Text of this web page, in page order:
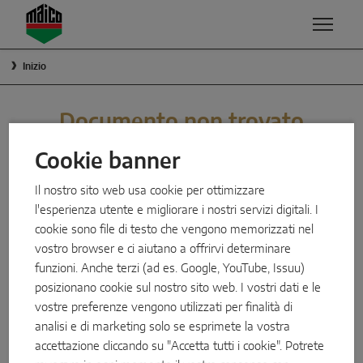
Zum Inhalt
Zum Inhaltsverzeichnis
Zur Hautpnavigation
COMPETENZE
SOSTENIBILITÀ
SICUREZZA
SUPERFICIE
SMART HOME
PRODOTTI E SERVIZI
SOLUZIONI PER FINESTRE
Anta-ribalta
Apertura verso l'esterno
Componenti di sistema
SOLUZIONI PER SCORREVOLI
Alzante scorrevole
Scorrevole a ribalta
Inizio
Documento non trovato
Puoi trovare tutti i nostri documenti attuali nella nostra area
"download".
Download
Società MACO
MAICO srl a socio unico, Via dei Legnai 15, 39015 S. Leonardo
(BZ), Italia
Cookie banner
Il nostro sito web usa cookie per ottimizzare
l'esperienza utente e migliorare i nostri servizi digitali. I
cookie sono file di testo che vengono memorizzati nel
vostro browser e ci aiutano a offrirvi determinare
funzioni. Anche terzi (ad es. Google, YouTube, Issuu)
posizionano cookie sul nostro sito web. I vostri dati e le
vostre preferenze vengono utilizzati per finalità di
analisi e di marketing solo se esprimete la vostra
accettazione cliccando su "Accetta tutti i cookie". Potrete